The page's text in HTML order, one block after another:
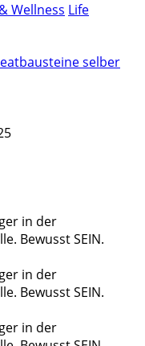
Wellness Life
selber